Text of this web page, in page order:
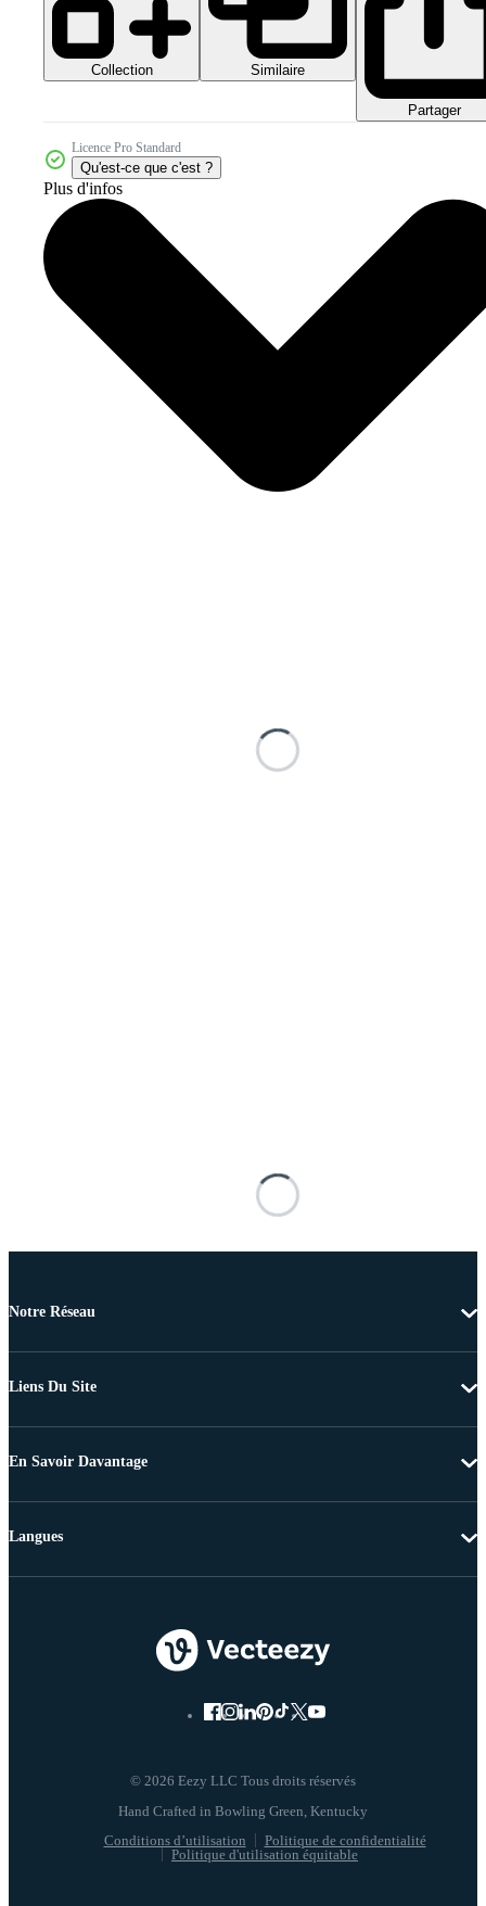
Collection Similaire
Partager
Licence Pro Standard
Qu'est-ce que c'est ?
Plus d'infos
Notre Réseau
Liens Du Site
En Savoir Davantage
© 2026 Eezy LLC Tous droits réservés
Conditions d’utilisation
Politique de confidentialité
Politique d'utilisation équitable
Langues